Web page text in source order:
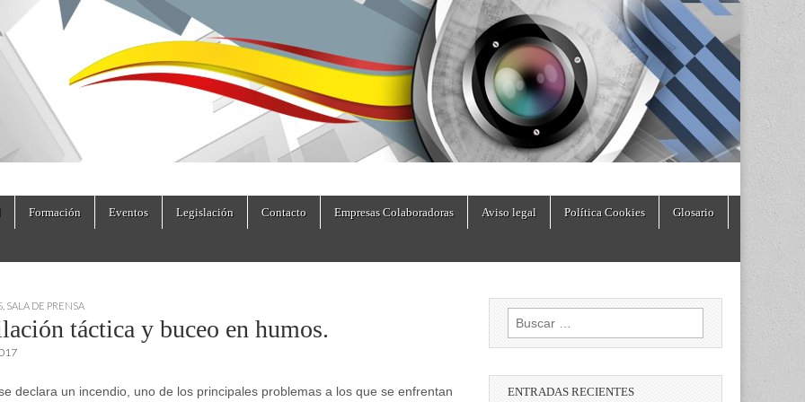
Formación Eventos Legislación Contacto Empresas Colaboradoras Aviso legal Política Cookies Glosario
SALA DE PRENSA
táctica y buceo en humos.
declara un incendio, uno de los principales problemas a los que se enfrentan
Buscar:
ENTRADAS RECIENTES